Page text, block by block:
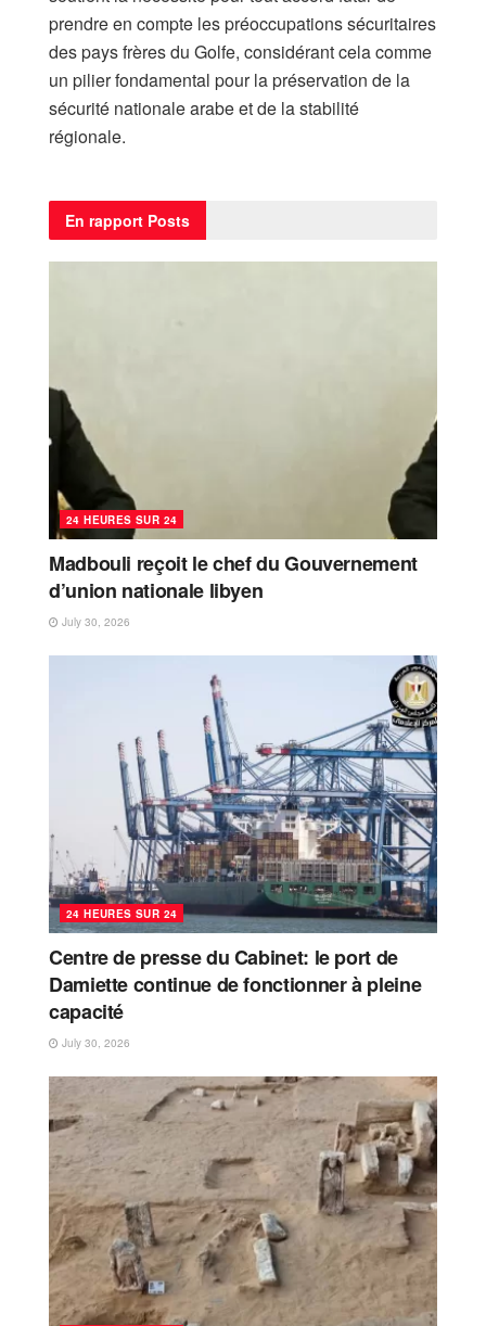
prendre en compte les préoccupations sécuritaires
des pays frères du Golfe, considérant cela comme
un pilier fondamental pour la préservation de la
sécurité nationale arabe et de la stabilité
régionale.
En rapport Posts
24 HEURES SUR 24
Madbouli reçoit le chef du Gouvernement
d’union nationale libyen
July 30, 2026
24 HEURES SUR 24
Centre de presse du Cabinet: le port de
Damiette continue de fonctionner à pleine
capacité
July 30, 2026